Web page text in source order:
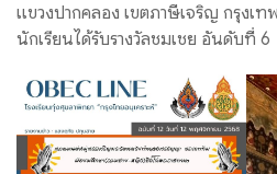
แขวงปากคลอง เขตภาษีเจริญ กรุงเ
นักเรียนได้รับรางวัลชมเชย อันดับที่ 6